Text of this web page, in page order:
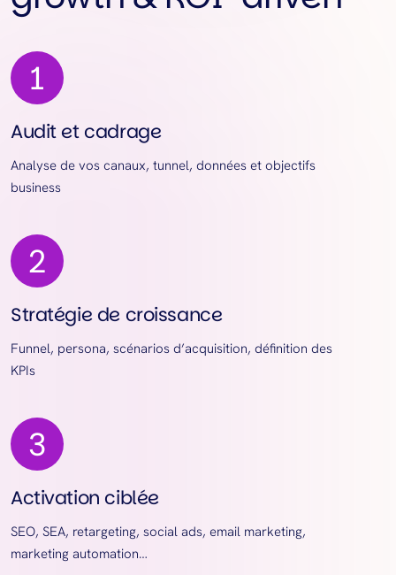
Audit et cadrage
Analyse de vos canaux, tunnel, données et objectifs
business
Stratégie de croissance
Funnel, persona, scénarios d’acquisition, définition des
KPIs
Activation ciblée
SEO, SEA, retargeting, social ads, email marketing,
marketing automation…